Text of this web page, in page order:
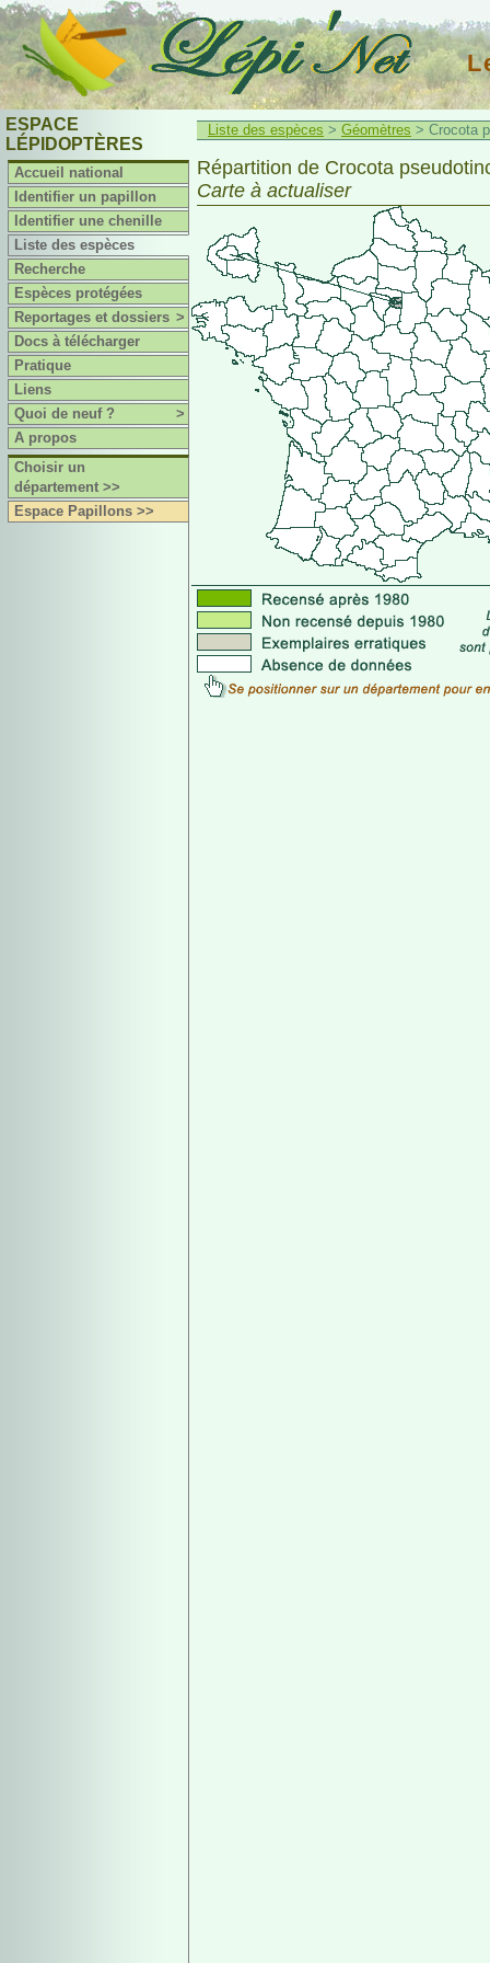
ESPACE
LÉPIDOPTÈRES
Accueil national
Identifier un papillon
Identifier une chenille
Liste des espèces
Recherche
Espèces protégées
Reportages et dossiers >
Docs à télécharger
Pratique
Liens
Quoi de neuf ?
>
A propos
Choisir un
département >>
Espace Papillons >>
Liste des espèces > Géomètres > Crocota
Répartition de Crocota
Carte à actualiser